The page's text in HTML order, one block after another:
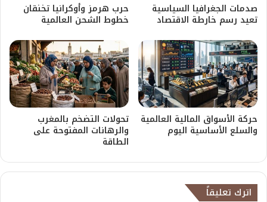
صدمات الجغرافيا السياسية
تعيد رسم خارطة الاقتصاد
حرب هرمز وأوكرانيا تخنقان
خطوط الشحن العالمية
حركة الأسواق المالية العالمية
والسلع الأساسية اليوم
تحولات التضخم بالمغرب
والرهانات المفتوحة على
الطاقة
اترك تعليقاً